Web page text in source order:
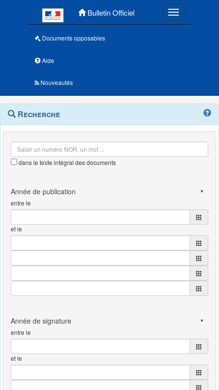
Bulletin Officiel Toggle
Documents opposables
Aide
Nouveautés
Navigation
outils
Menu
contextuel
Recherche
dans le texte intégral des documents
entre le
et le
entre le
et le